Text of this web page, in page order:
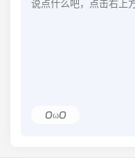
OωO